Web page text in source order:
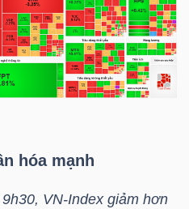
hóa mạnh
VN-Indexgiảm hơn